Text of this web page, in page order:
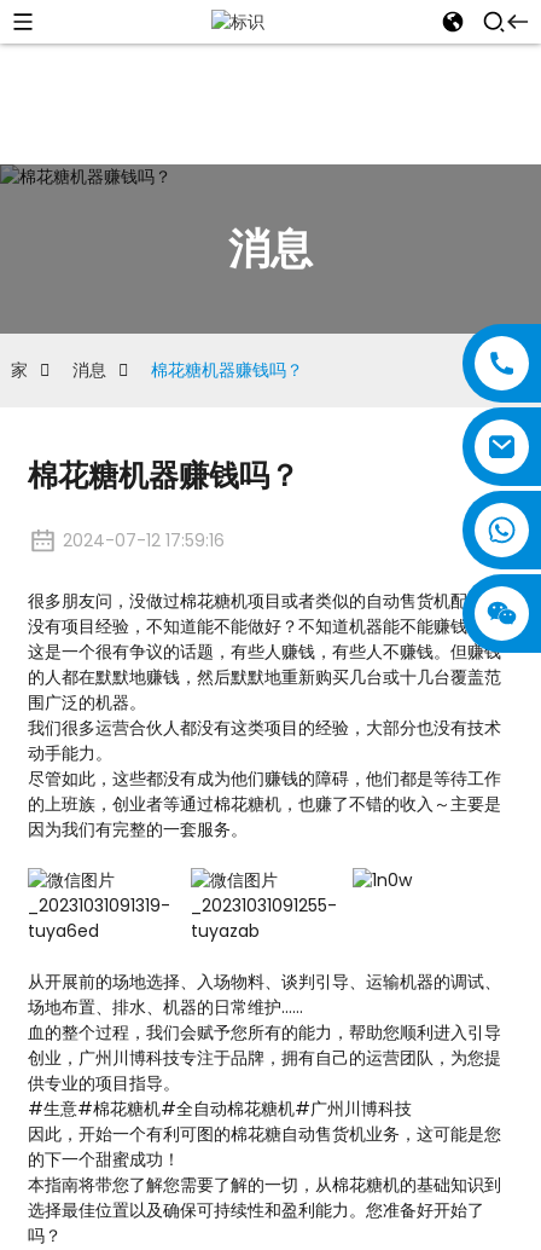
消息
家 消息 棉花糖机器赚钱吗？
棉花糖机器赚钱吗？
2024-07-12 17:59:16
很多朋友问，没做过棉花糖机项目或者类似的自动售货机配送，
没有项目经验，不知道能不能做好？不知道机器能不能赚钱？
这是一个很有争议的话题，有些人赚钱，有些人不赚钱。但赚钱
的人都在默默地赚钱，然后默默地重新购买几台或十几台覆盖范
围广泛的机器。
我们很多运营合伙人都没有这类项目的经验，大部分也没有技术
动手能力。
尽管如此，这些都没有成为他们赚钱的障碍，他们都是等待工作
的上班族，创业者等通过棉花糖机，也赚了不错的收入～主要是
因为我们有完整的一套服务。
从开展前的场地选择、入场物料、谈判引导、运输机器的调试、
场地布置、排水、机器的日常维护……
血的整个过程，我们会赋予您所有的能力，帮助您顺利进入引导
创业，广州川博科技专注于品牌，拥有自己的运营团队，为您提
供专业的项目指导。
#生意#棉花糖机#全自动棉花糖机#广州川博科技
因此，开始一个有利可图的棉花糖自动售货机业务，这可能是您
的下一个甜蜜成功！
本指南将带您了解您需要了解的一切，从棉花糖机的基础知识到
选择最佳位置以及确保可持续性和盈利能力。您准备好开始了
吗？